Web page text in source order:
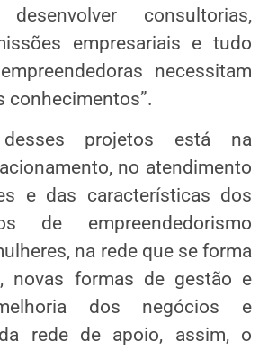
consultorias,
empresariais e tudo
necessitam
conhecimentos”.
projetos está na
no atendimento
e das características dos
de empreendedorismo
na rede que se forma
, novas formas de gestão e
dos negócios e
rede de apoio, assim, o